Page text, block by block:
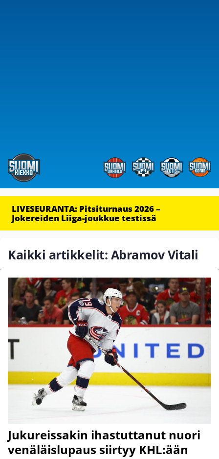
LIVESEURANTA: Pitsiturnaus 2026 –
Jokereiden Liiga-joukkue testissä
Kaikki artikkelit: Abramov Vitali
Jukureissakin ihastuttanut nuori
venäläislupaus siirtyy KHL:ään